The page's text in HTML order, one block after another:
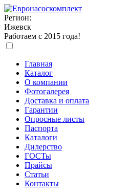
Регион:
Ижевск
Работаем с 2015 года!
Главная
Каталог
О компании
Фотогалерея
Доставка и оплата
Гарантии
Опросные листы
Паспорта
Каталоги
Дилерство
ГОСТы
Прайсы
Статьи
Контакты